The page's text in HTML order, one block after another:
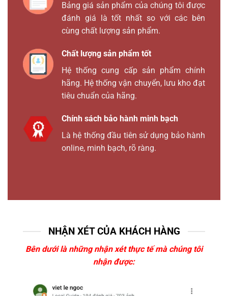
Bảng giá sản phẩm của chúng tôi được
đánh giá là tốt nhất so với các bên
cùng chất lượng sản phẩm.
Chất lượng sản phẩm tốt
Hệ thống cung cấp sản phẩm chính
hãng. Hệ thống vận chuyển, lưu kho đạt
tiêu chuẩn của hãng.
Chính sách bảo hành minh bạch
Là hệ thống đầu tiên sử dụng bảo hành
online, minh bạch, rõ ràng.
NHẬN XÉT CỦA KHÁCH HÀNG
Bên dưới là những nhận xét thực tế mà chúng tôi
nhận được: